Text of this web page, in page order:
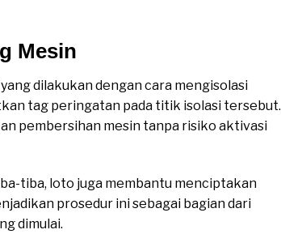
Mesin
dilakukan dengan cara mengisolasi
tag peringatan pada titik isolasi tersebut.
pembersihan mesin tanpa risiko aktivasi
tiba, loto juga membantu menciptakan
prosedur ini sebagai bagian dari
dimulai.